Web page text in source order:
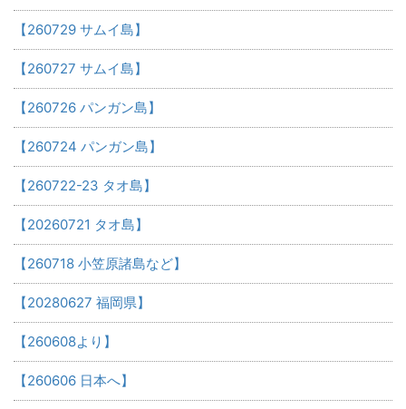
【260729 サムイ島】
【260727 サムイ島】
【260726 パンガン島】
【260724 パンガン島】
【260722-23 タオ島】
【20260721 タオ島】
【260718 小笠原諸島など】
【20280627 福岡県】
【260608より】
【260606 日本へ】